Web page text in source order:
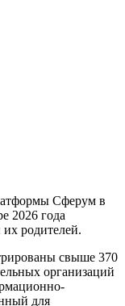
Сферум в
2026 года
родителей.
свыше 370
организаций
для